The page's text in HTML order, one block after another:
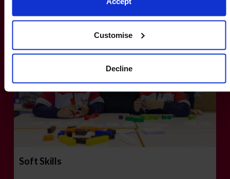
Customise
Decline
Sports Club por ser alumnos de ISEF.
Soft Skills